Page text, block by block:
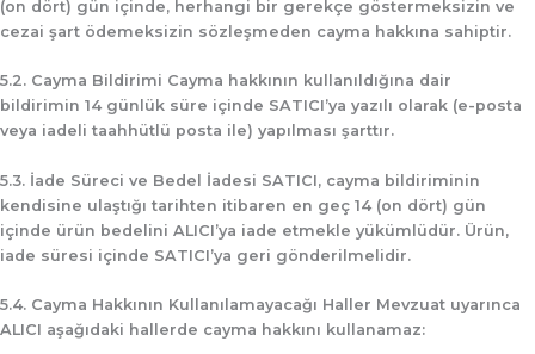
(on dört) gün içinde, herhangi bir gerekçe göstermeksizin ve
cezai şart ödemeksizin sözleşmeden cayma hakkına sahiptir.
5.2. Cayma Bildirimi Cayma hakkının kullanıldığına dair
bildirimin 14 günlük süre içinde SATICI’ya yazılı olarak (e-posta
veya iadeli taahhütlü posta ile) yapılması şarttır.
5.3. İade Süreci ve Bedel İadesi SATICI, cayma bildiriminin
kendisine ulaştığı tarihten itibaren en geç 14 (on dört) gün
içinde ürün bedelini ALICI’ya iade etmekle yükümlüdür. Ürün,
iade süresi içinde SATICI’ya geri gönderilmelidir.
5.4. Cayma Hakkının Kullanılamayacağı Haller Mevzuat uyarınca
ALICI aşağıdaki hallerde cayma hakkını kullanamaz: